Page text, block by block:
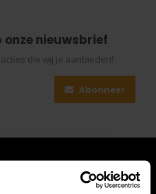
nieuwsbrief
die wij je aanbieden!
Abonneer